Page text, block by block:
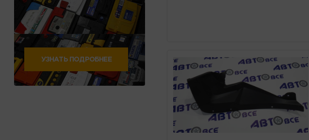
УЗНАТЬ ПОДРОБНЕЕ